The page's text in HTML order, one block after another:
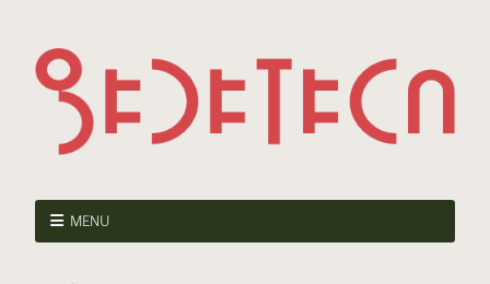
MENU